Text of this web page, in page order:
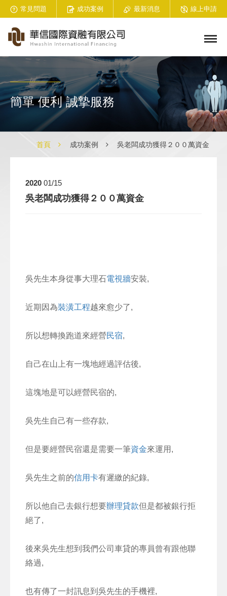
常見問題 成功案例 最新消息 線上申請
簡單 便利 誠摯服務
首頁 成功案例 吳老闆成功獲得２００萬資金
2020 01/15
吳老闆成功獲得２００萬資金
吳先生本身從事大理石電視牆安裝,
近期因為裝潢工程越來愈少了,
所以想轉換跑道來經營民宿,
自己在山上有一塊地經過評估後,
這塊地是可以經營民宿的,
吳先生自己有一些存款,
但是要經營民宿還是需要一筆資金來運用,
吳先生之前的信用卡有遲繳的紀錄,
所以他自己去銀行想要辦理貸款但是都被銀行拒
絕了,
後來吳先生想到我們公司車貸的專員曾有跟他聯
絡過,
也有傳了一封訊息到吳先生的手機裡,